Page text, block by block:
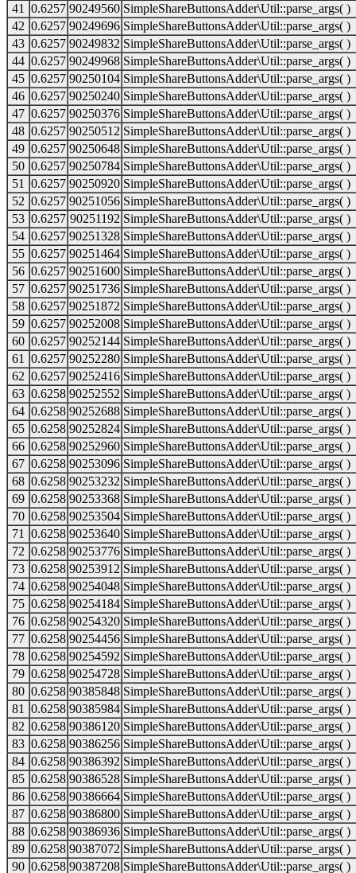
41
0.6257 90249560 SimpleShareButtonsAdder\Util::parse_args( )
42 0.6257 90249696 SimpleShareButtonsAdder\Util::parse_args( )
43 0.6257 90249832 SimpleShareButtonsAdder\Util::parse_args( )
44 0.6257 90249968 SimpleShareButtonsAdder\Util::parse_args( )
45 0.6257 90250104 SimpleShareButtonsAdder\Util::parse_args( )
46 0.6257 90250240 SimpleShareButtonsAdder\Util::parse_args( )
47 0.6257 90250376 SimpleShareButtonsAdder\Util::parse_args( )
48 0.6257 90250512 SimpleShareButtonsAdder\Util::parse_args( )
49 0.6257 90250648 SimpleShareButtonsAdder\Util::parse_args( )
50 0.6257 90250784 SimpleShareButtonsAdder\Util::parse_args( )
51
0.6257 90250920 SimpleShareButtonsAdder\Util::parse_args( )
52 0.6257 90251056 SimpleShareButtonsAdder\Util::parse_args( )
53 0.6257 90251192 SimpleShareButtonsAdder\Util::parse_args( )
54 0.6257 90251328 SimpleShareButtonsAdder\Util::parse_args( )
55 0.6257 90251464 SimpleShareButtonsAdder\Util::parse_args( )
56 0.6257 90251600 SimpleShareButtonsAdder\Util::parse_args( )
57 0.6257 90251736 SimpleShareButtonsAdder\Util::parse_args( )
58 0.6257 90251872 SimpleShareButtonsAdder\Util::parse_args( )
59 0.6257 90252008 SimpleShareButtonsAdder\Util::parse_args( )
60 0.6257 90252144 SimpleShareButtonsAdder\Util::parse_args( )
61
0.6257 90252280 SimpleShareButtonsAdder\Util::parse_args( )
62 0.6257 90252416 SimpleShareButtonsAdder\Util::parse_args( )
63 0.6258 90252552 SimpleShareButtonsAdder\Util::parse_args( )
64 0.6258 90252688 SimpleShareButtonsAdder\Util::parse_args( )
65 0.6258 90252824 SimpleShareButtonsAdder\Util::parse_args( )
66 0.6258 90252960 SimpleShareButtonsAdder\Util::parse_args( )
67 0.6258 90253096 SimpleShareButtonsAdder\Util::parse_args( )
68 0.6258 90253232 SimpleShareButtonsAdder\Util::parse_args( )
69 0.6258 90253368 SimpleShareButtonsAdder\Util::parse_args( )
70 0.6258 90253504 SimpleShareButtonsAdder\Util::parse_args( )
71
0.6258 90253640 SimpleShareButtonsAdder\Util::parse_args( )
72 0.6258 90253776 SimpleShareButtonsAdder\Util::parse_args( )
73 0.6258 90253912 SimpleShareButtonsAdder\Util::parse_args( )
74 0.6258 90254048 SimpleShareButtonsAdder\Util::parse_args( )
75 0.6258 90254184 SimpleShareButtonsAdder\Util::parse_args( )
76 0.6258 90254320 SimpleShareButtonsAdder\Util::parse_args( )
77 0.6258 90254456 SimpleShareButtonsAdder\Util::parse_args( )
78 0.6258 90254592 SimpleShareButtonsAdder\Util::parse_args( )
79 0.6258 90254728 SimpleShareButtonsAdder\Util::parse_args( )
80 0.6258 90385848 SimpleShareButtonsAdder\Util::parse_args( )
81
0.6258 90385984 SimpleShareButtonsAdder\Util::parse_args( )
82 0.6258 90386120 SimpleShareButtonsAdder\Util::parse_args( )
83 0.6258 90386256 SimpleShareButtonsAdder\Util::parse_args( )
84 0.6258 90386392 SimpleShareButtonsAdder\Util::parse_args( )
85 0.6258 90386528 SimpleShareButtonsAdder\Util::parse_args( )
86 0.6258 90386664 SimpleShareButtonsAdder\Util::parse_args( )
87 0.6258 90386800 SimpleShareButtonsAdder\Util::parse_args( )
88 0.6258 90386936 SimpleShareButtonsAdder\Util::parse_args( )
89 0.6258 90387072 SimpleShareButtonsAdder\Util::parse_args( )
90 0.6258 90387208 SimpleShareButtonsAdder\Util::parse_args( )